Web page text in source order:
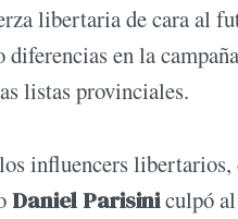
libertaria de cara al
en la
listas provinciales.
influencers
Daniel Parisiniculpó